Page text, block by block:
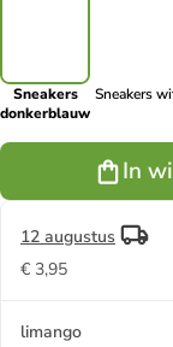
Sneakers
donkerblauw
Sneakers
In
12 augustus
€ 3,95
limango